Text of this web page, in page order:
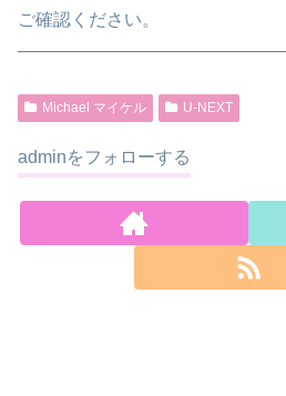
ご確認ください。
Michael マイケル U-NEXT
adminをフォローする